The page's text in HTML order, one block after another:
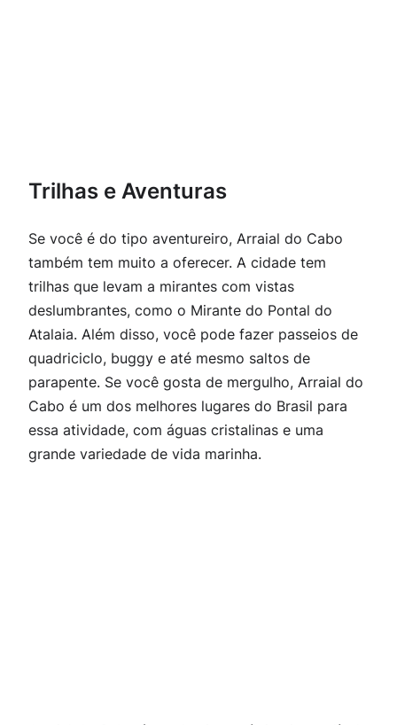
Trilhas e Aventuras
Se você é do tipo aventureiro, Arraial do Cabo
também tem muito a oferecer. A cidade tem
trilhas que levam a mirantes com vistas
deslumbrantes, como o Mirante do Pontal do
Atalaia. Além disso, você pode fazer passeios de
quadriciclo, buggy e até mesmo saltos de
parapente. Se você gosta de mergulho, Arraial do
Cabo é um dos melhores lugares do Brasil para
essa atividade, com águas cristalinas e uma
grande variedade de vida marinha.